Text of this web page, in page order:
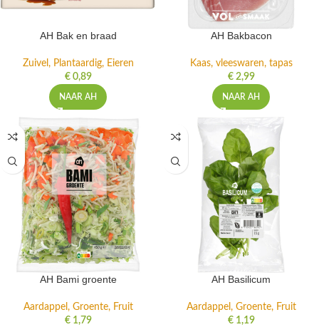
AH Bak en braad
Zuivel, Plantaardig, Eieren
€0,89
NAAR AH
AH Bakbacon
Kaas, vleeswaren, tapas
€2,99
NAAR AH
AH Bami groente
Aardappel, Groente, Fruit
€1,79
AH Basilicum
Aardappel, Groente, Fruit
€1,19